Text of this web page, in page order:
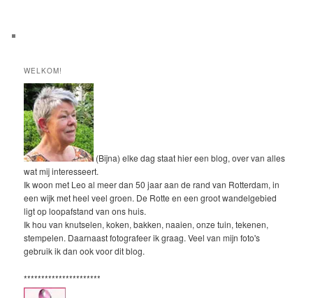
WELKOM!
(Bijna) elke dag staat hier een blog, over van alles
wat mij interesseert.
Ik woon met Leo al meer dan 50 jaar aan de rand van Rotterdam, in
een wijk met heel veel groen. De Rotte en een groot wandelgebied
ligt op loopafstand van ons huis.
Ik hou van knutselen, koken, bakken, naaien, onze tuin, tekenen,
stempelen. Daarnaast fotografeer ik graag. Veel van mijn foto's
gebruik ik dan ook voor dit blog.
**********************